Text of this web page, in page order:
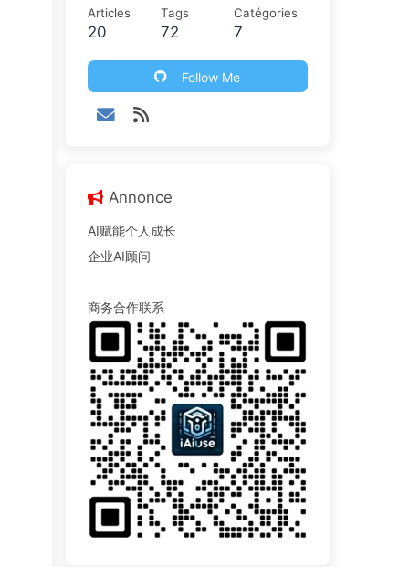
Articles
20
Tags
72
Catégories
7
Follow Me
Annonce
AI赋能个人成长
企业AI顾问
商务合作联系